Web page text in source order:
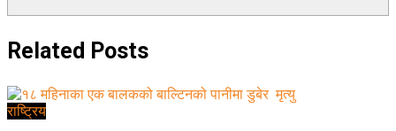
Related Posts
राष्ट्रिय